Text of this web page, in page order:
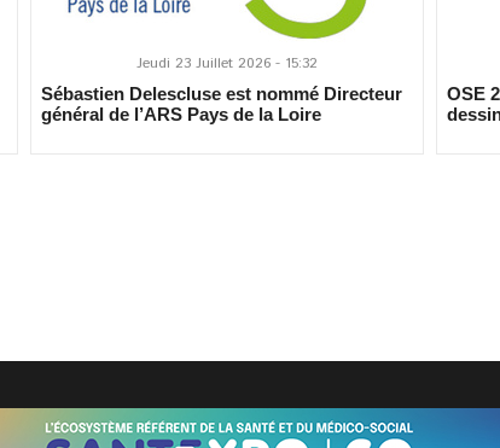
Jeudi 23 Juillet 2026 - 15:32
Sébastien Delescluse est nommé Directeur
général de l’ARS Pays de la Loire
OSE